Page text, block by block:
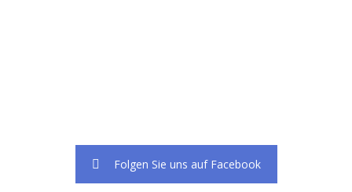
Folgen Sie uns auf Facebook